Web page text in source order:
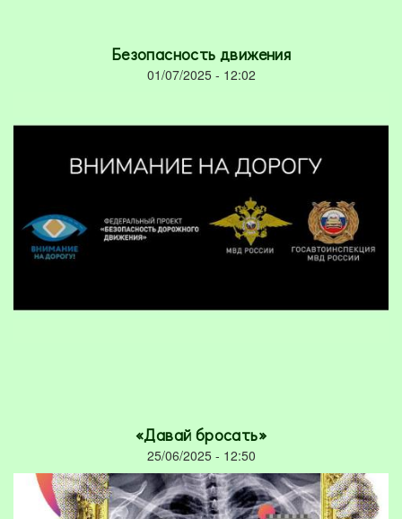
Безопасность движения
01/07/2025 - 12:02
«Давай бросать»
25/06/2025 - 12:50